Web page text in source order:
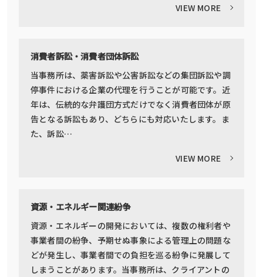
VIEW MORE
消費者訴訟・消費者団体訴訟
当事務所は、薬害訴訟や公害訴訟などの集団訴訟や調
停事件における企業の代理を行うことが可能です。近
年は、伝統的な弁護団方式だけでなく消費者団体が原
告となる訴訟もあり、どちらにも対応いたします。ま
た、訴訟…
VIEW MORE
資源・エネルギー関連紛争
資源・エネルギーの開発においては、複数の権利者や
事業者間の紛争、予期せぬ事象による管理上の問題な
どが発生し、事業者間での負担を巡る紛争に発展して
しまうことがあります。当事務所は、クライアントの